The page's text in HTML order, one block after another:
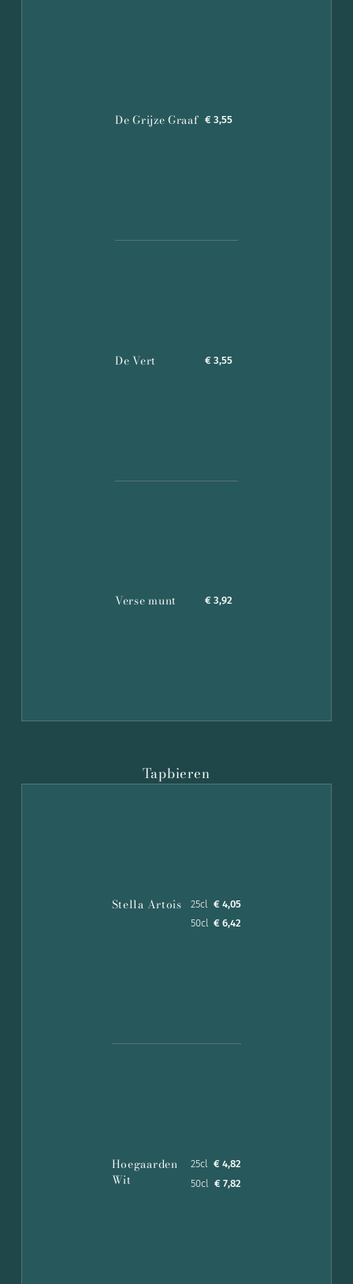
De Grijze Graaf € 3,55
De Vert € 3,55
Verse munt € 3,92
Tapbieren
Stella Artois 25cl
€ 4,05
50cl € 6,42
Hoegaarden
Wit
25cl € 4,82
50cl
€ 7,82